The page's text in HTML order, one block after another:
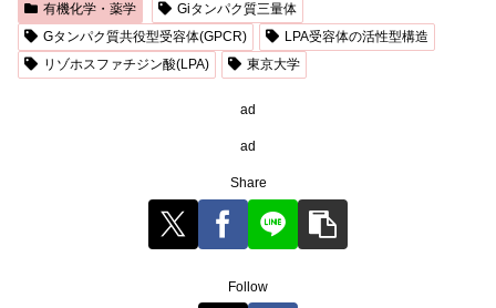
有機化学・薬学
Giタンパク質三量体
Gタンパク質共役型受容体(GPCR)
LPA受容体の活性型構造
リゾホスファチジン酸(LPA)
東京大学
ad
ad
Share
Follow